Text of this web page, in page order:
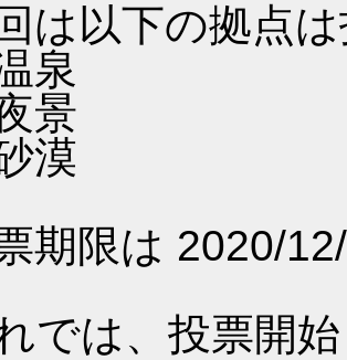
は以下の拠点
泉
景
漠
期限は 2020/
では、投票開